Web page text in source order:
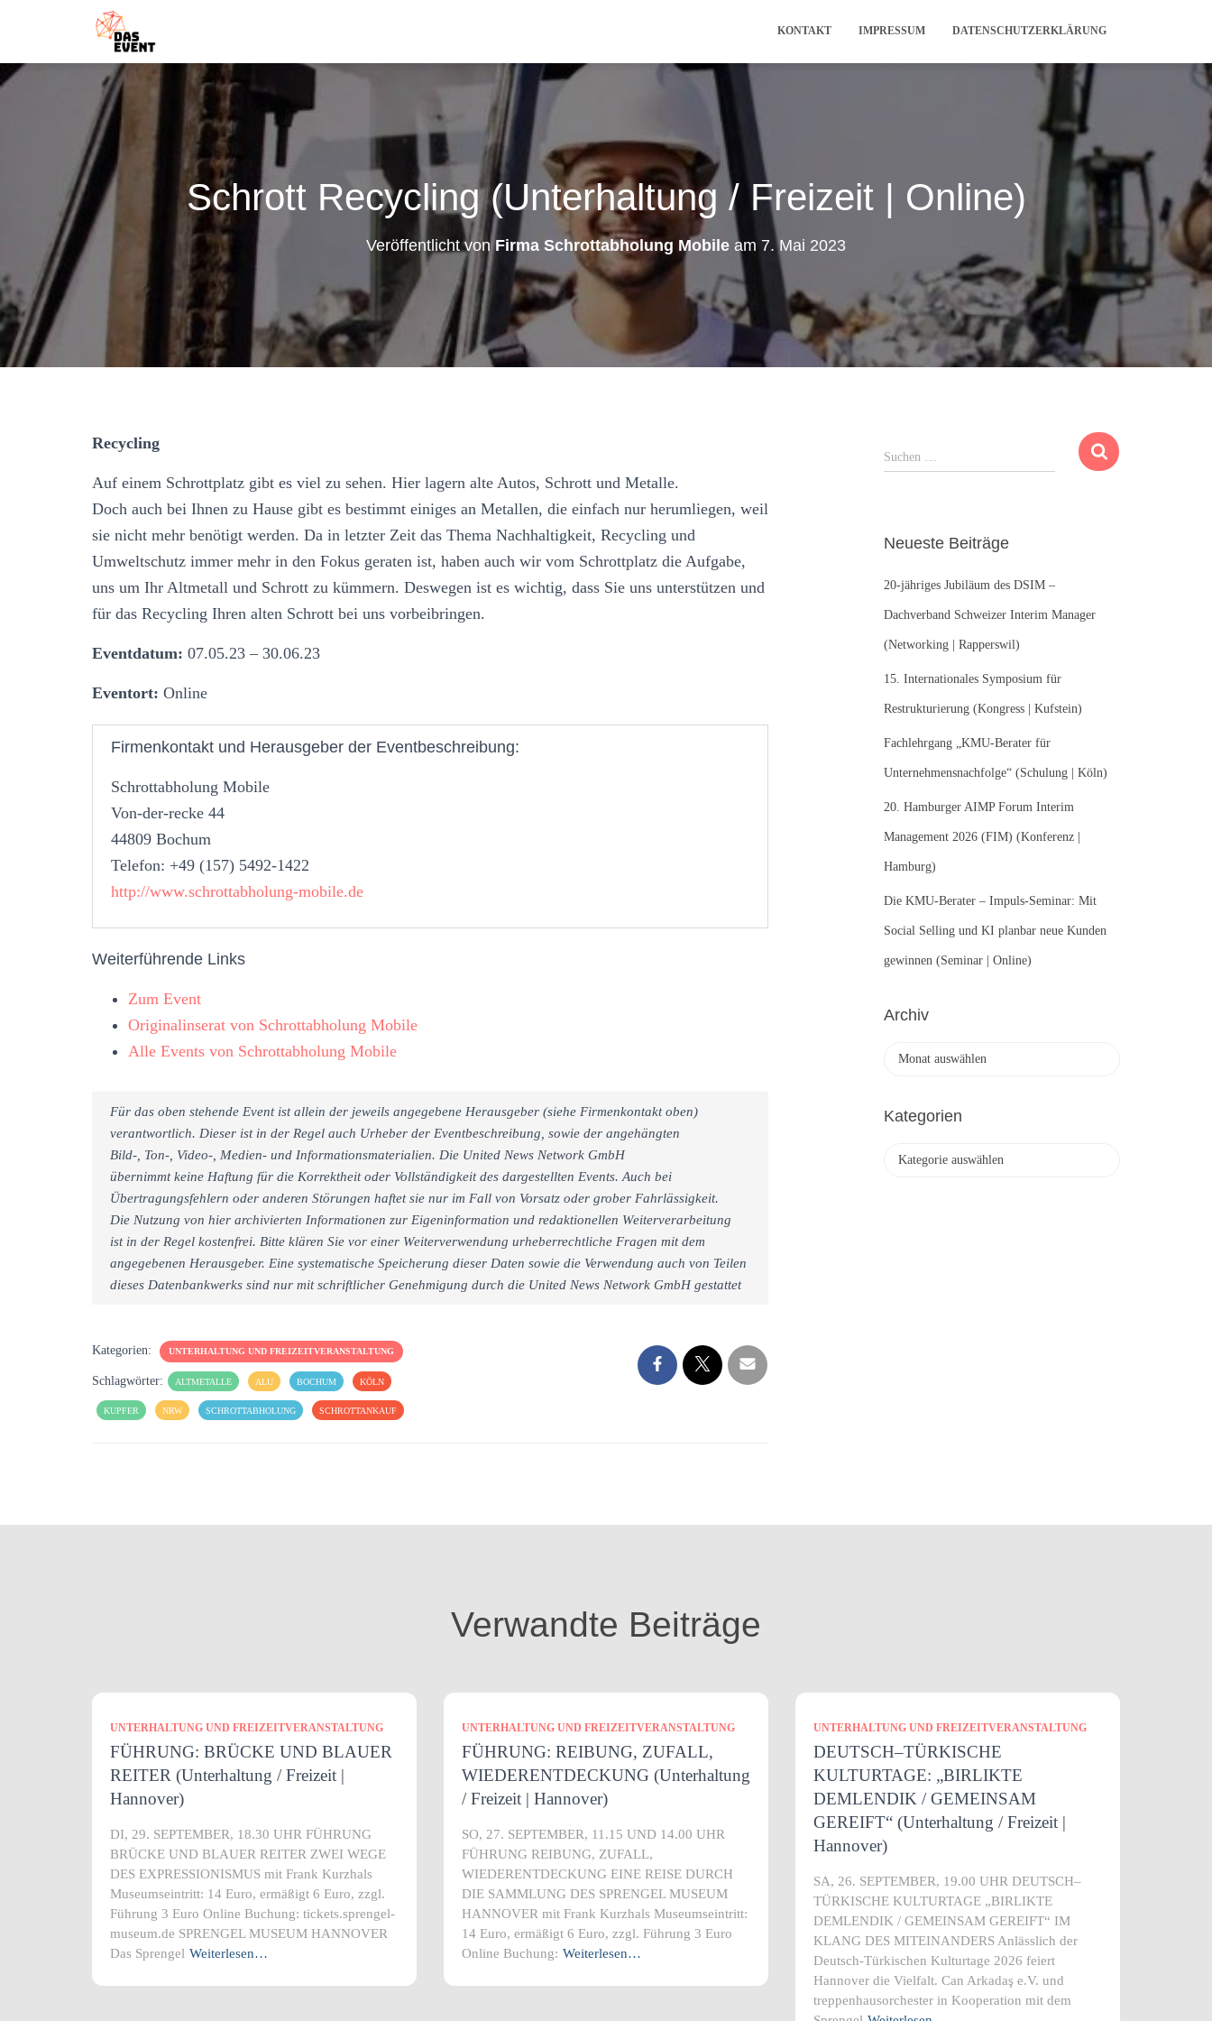
KONTAKT IMPRESSUM DATENSCHUTZERKLÄRUNG
Schrott Recycling (Unterhaltung / Freizeit | Online)
Veröffentlicht vonFirma Schrottabholung Mobile am 7. Mai 2023
Recycling
Auf einem Schrottplatz gibt es viel zu sehen. Hier lagern alte Autos, Schrott und Metalle.
Doch auch bei Ihnen zu Hause gibt es bestimmt einiges an Metallen, die einfach nur herumliegen, weil
sie nicht mehr benötigt werden. Da in letzter Zeit das Thema Nachhaltigkeit, Recycling und
Umweltschutz immer mehr in den Fokus geraten ist, haben auch wir vom Schrottplatz die Aufgabe,
uns um Ihr Altmetall und Schrott zu kümmern. Deswegen ist es wichtig, dass Sie uns unterstützen und
für das Recycling Ihren alten Schrott bei uns vorbeibringen.
Eventdatum: 07.05.23 – 30.06.23
Eventort: Online
Firmenkontakt und Herausgeber der Eventbeschreibung:
Schrottabholung Mobile
Von-der-recke 44
44809 Bochum
Telefon: +49 (157) 5492-1422
http://www.schrottabholung-mobile.de
Weiterführende Links
Zum Event
Originalinserat von Schrottabholung Mobile
Alle Events von Schrottabholung Mobile
Für das oben stehende Event ist allein der jeweils angegebene Herausgeber (siehe Firmenkontakt oben)
verantwortlich. Dieser ist in der Regel auch Urheber der Eventbeschreibung, sowie der angehängten
Bild-, Ton-, Video-, Medien- und Informationsmaterialien. Die United News Network GmbH
übernimmt keine Haftung für die Korrektheit oder Vollständigkeit des dargestellten Events. Auch bei
Übertragungsfehlern oder anderen Störungen haftet sie nur im Fall von Vorsatz oder grober Fahrlässigkeit.
Die Nutzung von hier archivierten Informationen zur Eigeninformation und redaktionellen Weiterverarbeitung
ist in der Regel kostenfrei. Bitte klären Sie vor einer Weiterverwendung urheberrechtliche Fragen mit dem
angegebenen Herausgeber. Eine systematische Speicherung dieser Daten sowie die Verwendung auch von Teilen
dieses Datenbankwerks sind nur mit schriftlicher Genehmigung durch die United News Network GmbH gestattet
Kategorien: UNTERHALTUNG UND FREIZEITVERANSTALTUNG
Schlagwörter: ALTMETALLE ALU BOCHUM KÖLN
KUPFER NRW SCHROTTABHOLUNG SCHROTTANKAUF
u
n
a
c
:
Suchen …
Neueste Beiträge
20-jähriges Jubiläum des DSIM –
Dachverband Schweizer Interim Manager
(Networking | Rapperswil)
15. Internationales Symposium für
Restrukturierung (Kongress | Kufstein)
Fachlehrgang „KMU-Berater für
Unternehmensnachfolge“ (Schulung | Köln)
20. Hamburger AIMP Forum Interim
Management 2026 (FIM) (Konferenz |
Hamburg)
Die KMU-Berater – Impuls-Seminar: Mit
Social Selling und KI planbar neue Kunden
gewinnen (Seminar | Online)
Archiv
h
Kategorien
Verwandte Beiträge
UNTERHALTUNG UND FREIZEITVERANSTALTUNG
FÜHRUNG: BRÜCKE UND BLAUER
REITER (Unterhaltung / Freizeit |
Hannover)
DI, 29. SEPTEMBER, 18.30 UHR FÜHRUNG
BRÜCKE UND BLAUER REITER ZWEI WEGE
DES EXPRESSIONISMUS mit Frank Kurzhals
Museumseintritt: 14 Euro, ermäßigt 6 Euro, zzgl.
Führung 3 Euro Online Buchung: tickets.sprengel-
museum.de SPRENGEL MUSEUM HANNOVER
Das Sprengel Weiterlesen…
UNTERHALTUNG UND FREIZEITVERANSTALTUNG
FÜHRUNG: REIBUNG, ZUFALL,
WIEDERENTDECKUNG (Unterhaltung
/ Freizeit | Hannover)
SO, 27. SEPTEMBER, 11.15 UND 14.00 UHR
FÜHRUNG REIBUNG, ZUFALL,
WIEDERENTDECKUNG EINE REISE DURCH
DIE SAMMLUNG DES SPRENGEL MUSEUM
HANNOVER mit Frank Kurzhals Museumseintritt:
14 Euro, ermäßigt 6 Euro, zzgl. Führung 3 Euro
Online Buchung: Weiterlesen…
UNTERHALTUNG UND FREIZEITVERANSTALTUNG
DEUTSCH–TÜRKISCHE
KULTURTAGE: „BIRLIKTE
DEMLENDIK / GEMEINSAM
GEREIFT“ (Unterhaltung / Freizeit |
Hannover)
SA, 26. SEPTEMBER, 19.00 UHR DEUTSCH–
TÜRKISCHE KULTURTAGE „BIRLIKTE
DEMLENDIK / GEMEINSAM GEREIFT“ IM
KLANG DES MITEINANDERS Anlässlich der
Deutsch-Türkischen Kulturtage 2026 feiert
Hannover die Vielfalt. Can Arkadaş e.V. und
treppenhausorchester in Kooperation mit dem